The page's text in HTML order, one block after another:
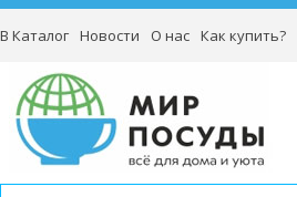
В Каталог Новости О нас Как купить?